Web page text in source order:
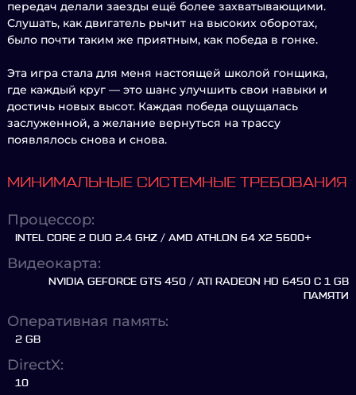
передач делали заезды ещё более захватывающими.
Слушать, как двигатель рычит на высоких оборотах,
было почти таким же приятным, как победа в гонке.
Эта игра стала для меня настоящей школой гонщика,
где каждый круг — это шанс улучшить свои навыки и
достичь новых высот. Каждая победа ощущалась
заслуженной, а желание вернуться на трассу
появлялось снова и снова.
МИНИМАЛЬНЫЕ СИСТЕМНЫЕ ТРЕБОВАНИЯ
Процессор:
INTEL CORE 2 DUO 2.4 GHZ / AMD ATHLON 64 X2 5600+
Видеокарта:
NVIDIA GEFORCE GTS 450 / ATI RADEON HD 6450 С 1 GB
ПАМЯТИ
Оперативная память:
2 GB
DirectX:
10